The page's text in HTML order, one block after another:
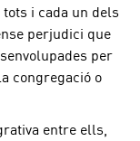
i cada un dels
perjudici que
per
congregació o
entre ells,